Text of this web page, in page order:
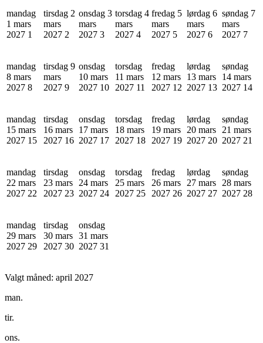
mandag
1 mars
2027 1
tirsdag 2
mars
2027 2
onsdag 3
mars
2027 3
torsdag 4
mars
2027 4
fredag 5
mars
2027 5
lørdag 6
mars
2027 6
søndag 7
mars
2027 7
mandag
8 mars
2027 8
tirsdag 9
mars
2027 9
onsdag
10 mars
2027 10
torsdag
11 mars
2027 11
fredag
12 mars
2027 12
lørdag
13 mars
2027 13
søndag
14 mars
2027 14
mandag
15 mars
2027 15
tirsdag
16 mars
2027 16
onsdag
17 mars
2027 17
torsdag
18 mars
2027 18
fredag
19 mars
2027 19
lørdag
20 mars
2027 20
søndag
21 mars
2027 21
mandag
22 mars
2027 22
tirsdag
23 mars
2027 23
onsdag
24 mars
2027 24
torsdag
25 mars
2027 25
fredag
26 mars
2027 26
lørdag
27 mars
2027 27
søndag
28 mars
2027 28
mandag
29 mars
2027 29
tirsdag
30 mars
2027 30
onsdag
31 mars
2027 31
Valgt måned: april 2027
man.
tir.
ons.